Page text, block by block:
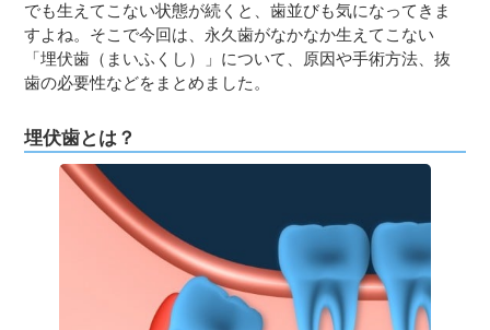
妊娠後期
出産
子育て・育児
０歳児
１歳児
でも生えてこない状態が続くと、歯並びも気になってきま
すよね。そこで今回は、永久歯がなかなか生えてこない
「埋伏歯（まいふくし）」について、原因や手術方法、抜
歯の必要性などをまとめました。
埋伏歯とは？